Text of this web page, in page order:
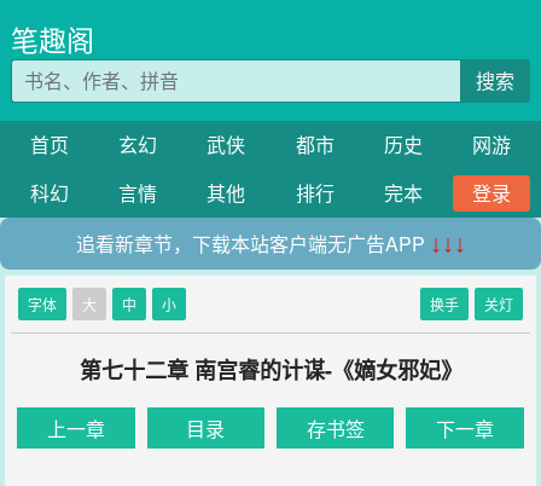
笔趣阁
搜索
首页 玄幻 武侠 都市 历史
网游
科幻
言情 其他 排行 完本
登录
追看新章节，下载本站客户端无广告APP ↓↓↓
字体 大 中 小 换手 关灯
第七十二章 南宫睿的计谋-《嫡女邪妃》
上一章 目录 存书签 下一章